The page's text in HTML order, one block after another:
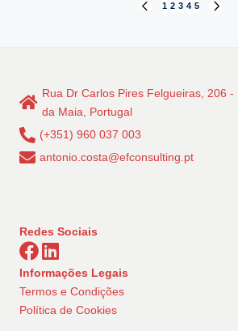
dos
PREVIOUS
1 2 3 4 5
Rua Dr Carlos Pires Felgueiras, 206
da Maia, Portugal
(+351) 960 037 003
antonio.costa@efconsulting.pt
Redes Sociais
Informações Legais
Termos e Condições
Política de Cookies